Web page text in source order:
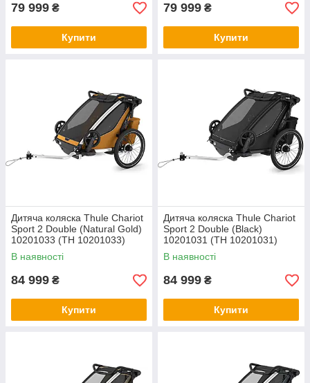
79 999 ₴
Купити
79 999 ₴
Купити
Дитяча коляска Thule Chariot
Sport 2 Double (Natural Gold)
10201033 (TH 10201033)
В наявності
84 999 ₴
Купити
Дитяча коляска Thule Chariot
Sport 2 Double (Black)
10201031 (TH 10201031)
В наявності
84 999 ₴
Купити